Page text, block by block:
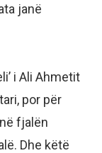
janë
i Ali Ahmetit
por për
fjalën
Dhe këtë